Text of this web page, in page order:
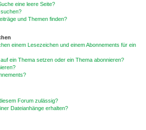
eine leere Seite?
und Themen finden?
einem Lesezeichen und einem Abonnements für ein
ein Thema setzen oder ein Thema abonnieren?
Forum zulässig?
Dateianhänge erhalten?